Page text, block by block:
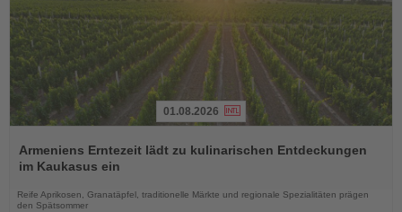
Sie
die
01.08.2026
Armeniens Erntezeit lädt zu kulinarischen Entdeckungen
im Kaukasus ein
Reife Aprikosen, Granatäpfel, traditionelle Märkte und regionale Spezialitäten prägen
den Spätsommer